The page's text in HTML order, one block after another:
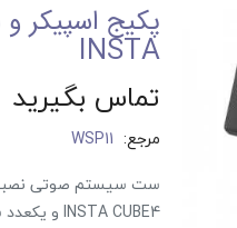
INSTA
تماس بگیرید
مرجع: WSP11